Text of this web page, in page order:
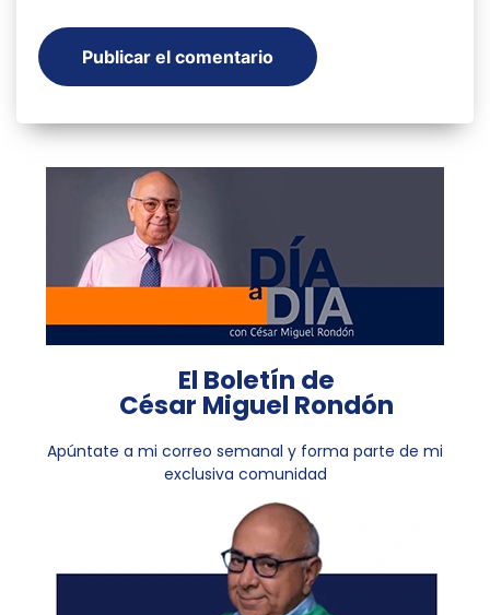
El Boletín de
César Miguel Rondón
Apúntate a mi correo semanal y forma parte de mi
exclusiva comunidad